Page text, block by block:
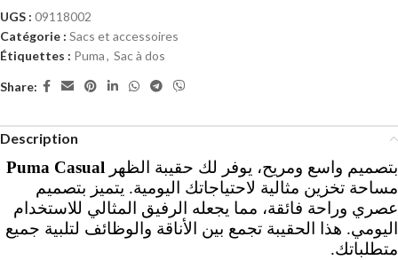
UGS : 09118002
Catégorie : Sacs et accessoires
Étiquettes : Puma, Sac à dos
Share:
Description
بتصميم واسع ومريح، يوفر لك حقيبة الظهر Puma Casual
مساحة تخزين مثالية لاحتياجاتك اليومية. يتميز بتصميم
عصري وراحة فائقة، مما يجعله الرفيق المثالي للاستخدام
اليومي. هذا الحقيبة تجمع بين الأناقة والوظائف لتلبية جميع
متطلباتك.